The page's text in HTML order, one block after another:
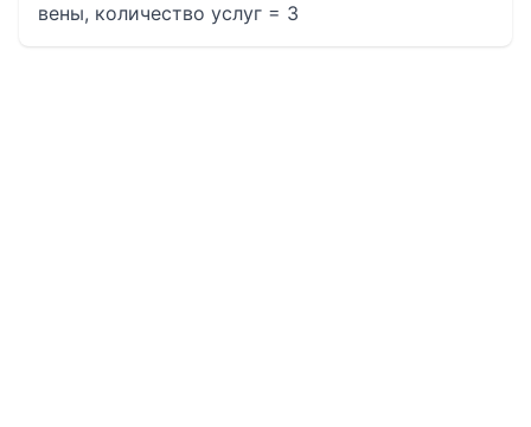
вены, количество услуг = 3